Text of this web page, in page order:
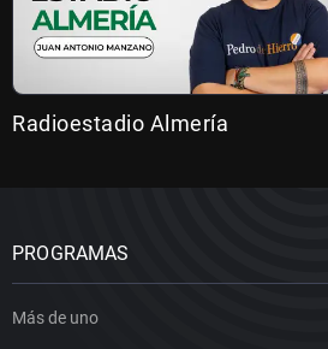
Radioestadio Almería
PROGRAMAS
Más de uno